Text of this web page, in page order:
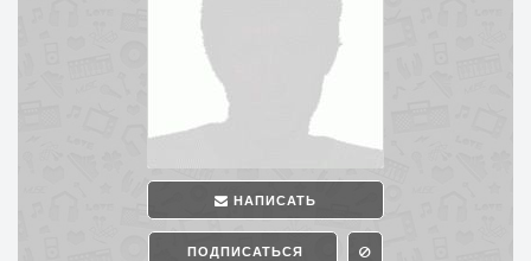
НАПИСАТЬ
ПОДПИСАТЬСЯ